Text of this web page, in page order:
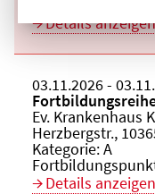
Details anzeigen
Beginn:
03.11.2026Ende
-
Ev. Krankenhaus
Herzbergstr.,
Kategorie:A
Details anzeigen